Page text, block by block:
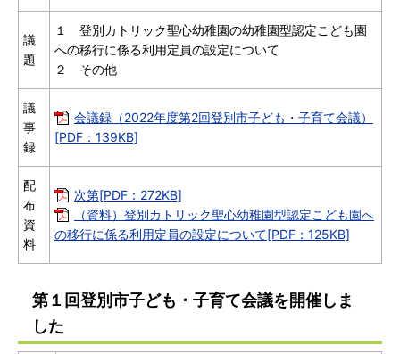
議
題
１ 登別カトリック聖心幼稚園の幼稚園型認定こども園
への移行に係る利用定員の設定について
２ その他
議
事
録
会議録（2022年度第2回登別市子ども・子育て会議）
[PDF：139KB]
配
布
資
料
次第[PDF：272KB]
（資料）登別カトリック聖心幼稚園型認定こども園へ
の移行に係る利用定員の設定について[PDF：125KB]
第１回登別市子ども・子育て会議を開催しま
した